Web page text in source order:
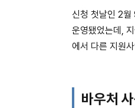
신청 첫날인 2월
운영됐었는데,
에서 다른 지원
바우처